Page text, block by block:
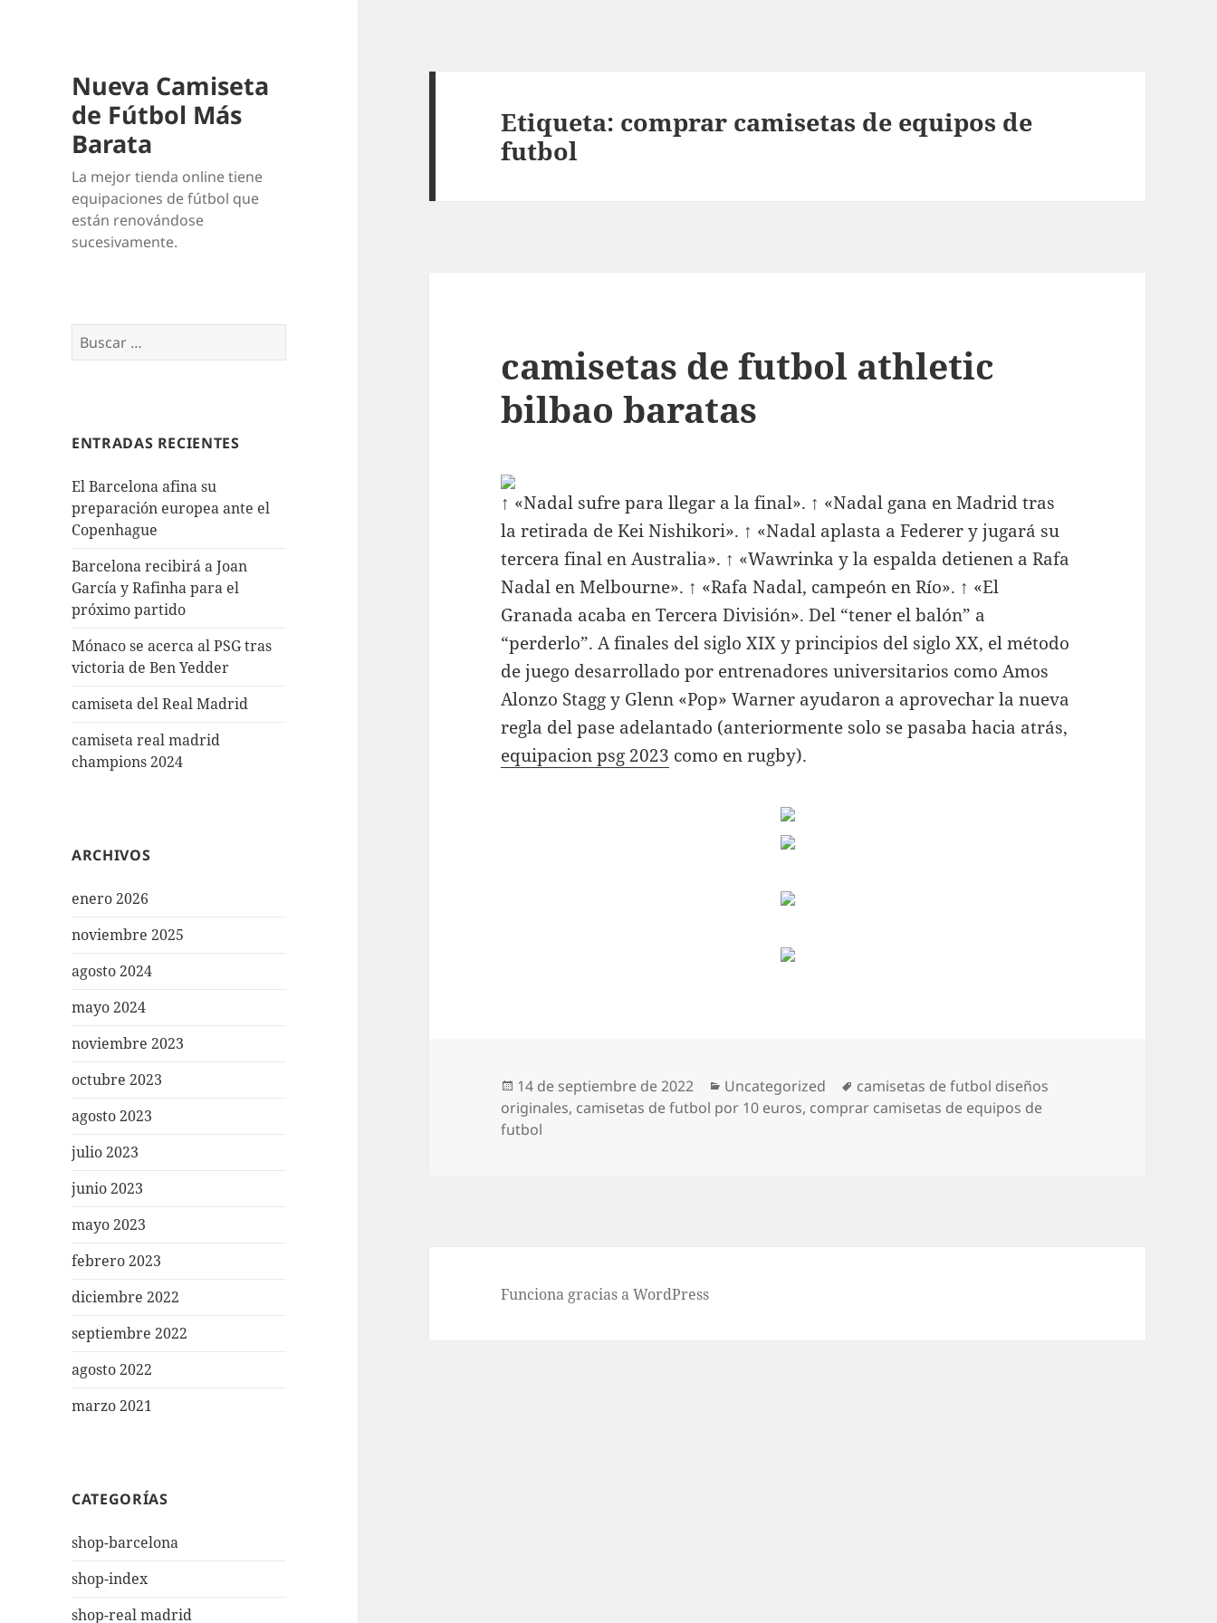
Nueva Camiseta
de Fútbol Más
Barata
La mejor tienda online tiene
equipaciones de fútbol que
están renovándose
sucesivamente.
Buscar:
ENTRADAS RECIENTES
El Barcelona afina su
preparación europea ante el
Copenhague
Barcelona recibirá a Joan
García y Rafinha para el
próximo partido
Mónaco se acerca al PSG tras
victoria de Ben Yedder
camiseta del Real Madrid
camiseta real madrid
champions 2024
ARCHIVOS
enero 2026
noviembre 2025
agosto 2024
mayo 2024
noviembre 2023
octubre 2023
agosto 2023
julio 2023
junio 2023
mayo 2023
febrero 2023
diciembre 2022
septiembre 2022
agosto 2022
marzo 2021
CATEGORÍAS
shop-barcelona
shop-index
shop-real madrid
Etiqueta: comprar camisetas de equipos de
futbol
camisetas de futbol athletic
bilbao baratas
↑ «Nadal sufre para llegar a la final». ↑ «Nadal gana en Madrid tras
la retirada de Kei Nishikori». ↑ «Nadal aplasta a Federer y jugará su
tercera final en Australia». ↑ «Wawrinka y la espalda detienen a Rafa
Nadal en Melbourne». ↑ «Rafa Nadal, campeón en Río». ↑ «El
Granada acaba en Tercera División». Del “tener el balón” a
“perderlo”. A finales del siglo XIX y principios del siglo XX, el método
de juego desarrollado por entrenadores universitarios como Amos
Alonzo Stagg y Glenn «Pop» Warner ayudaron a aprovechar la nueva
regla del pase adelantado (anteriormente solo se pasaba hacia atrás,
equipacion psg 2023 como en rugby).
Publicado
el
14 de septiembre de 2022 Categorías
Uncategorized Etiquetas
camisetas de futbol diseños
originales, camisetas de futbol por 10 euros, comprar camisetas de equipos de
futbol
Funciona gracias a WordPress